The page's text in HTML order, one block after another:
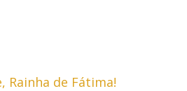
Rainha de Fátima!